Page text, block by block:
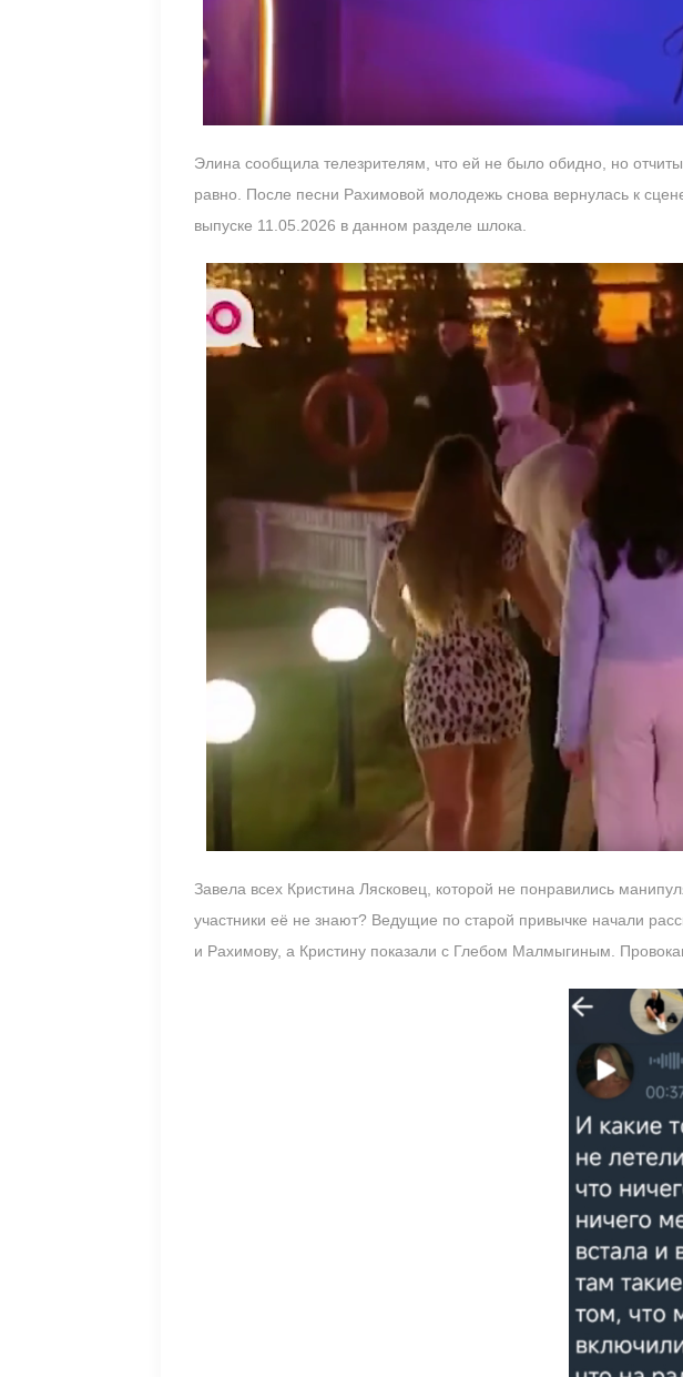
Элина сообщила телезрителям, что ей не было обидно, но
равно. После песни Рахимовой молодежь снова вернулась к
выпуске 11.05.2026 в данном разделе шлока.
Завела всех Кристина Лясковец, которой не понравились
участники её не знают? Ведущие по старой привычке начали
и Рахимову, а Кристину показали с Глебом Малмыгиным.